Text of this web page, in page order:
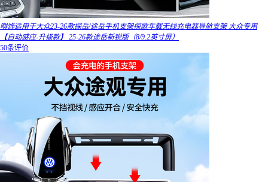
嘚饰适用于大众23-26款探岳/途岳手机支架探歌车载无线充电器导航支架 大众专用
【自动感应-升级款】 25-26款途岳新锐版（8/9.2英寸屏）
50条评价